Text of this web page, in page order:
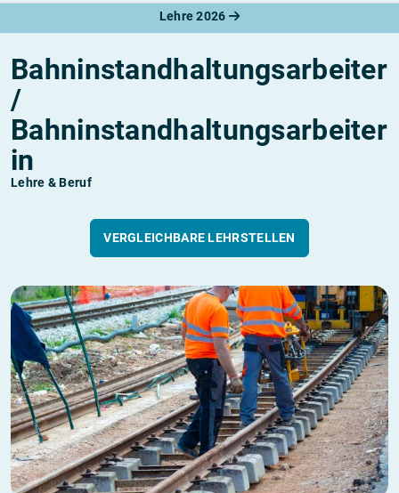
Lehre 2026
Bahninstandhaltungsarbeiter
/
Bahninstandhaltungsarbeiter
in
Lehre & Beruf
VERGLEICHBARE LEHRSTELLEN